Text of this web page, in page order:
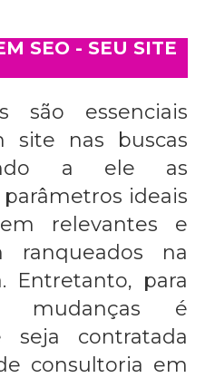
SEO - SEU SITE
são essenciais
site nas buscas
a ele as
ideais
relevantes e
ranqueados na
Entretanto, para
mudanças é
seja contratada
consultoria em